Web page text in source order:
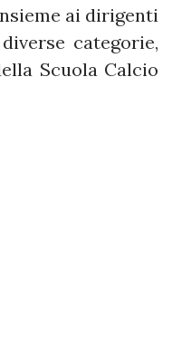
ai dirigenti
categorie,
Scuola Calcio